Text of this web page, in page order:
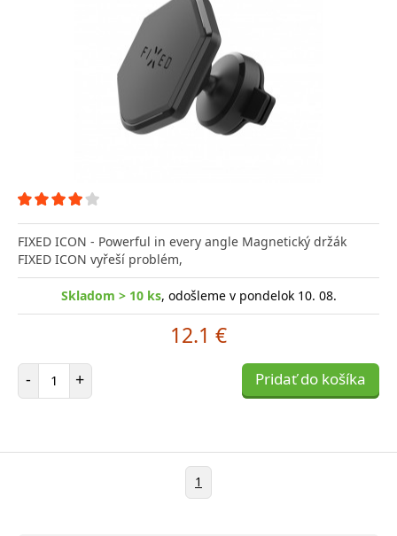
FIXED ICON - Powerful in every angle Magnetický držák
FIXED ICON vyřeší problém,
Skladom > 10 ks, odošleme v pondelok 10. 08.
12.1 €
- Počet položiek
+ Pridať do košíka
1